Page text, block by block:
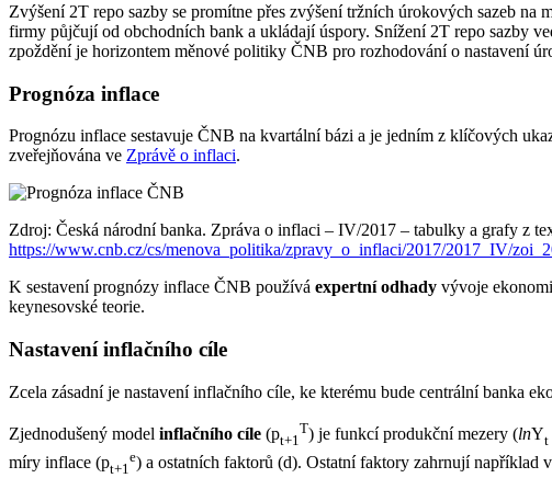
Zvýšení 2T repo sazby se promítne přes zvýšení tržních úrokových sazeb
firmy půjčují od obchodních bank a ukládají úspory. Snížení 2T repo sazby
zpoždění je horizontem měnové politiky ČNB pro rozhodování o nastavení
Prognóza inflace
Prognózu inflace sestavuje ČNB na kvartální bázi a je jedním z klíčových
zveřejňována ve Zprávě o inflaci.
Zdroj: Česká národní banka. Zpráva o inflaci – IV/2017 – tabulky a grafy z
https://www.cnb.cz/cs/menova_politika/zpravy_o_inflaci/2017/2017_IV/
K sestavení prognózy inflace ČNB používá expertní odhady vývoje
keynesovské teorie.
Nastavení inflačního cíle
Zcela zásadní je nastavení inflačního cíle, ke kterému bude centrální banka
Zjednodušený model inflačního cíle (pt+1
T) je funkcí produkční mezery (lnYt
míry inflace (pt+1
e) a ostatních faktorů (d). Ostatní faktory zahrnují například